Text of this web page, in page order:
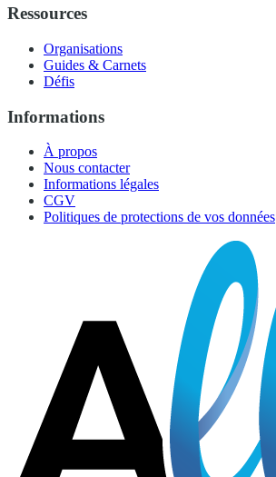
Ressources
Organisations
Guides & Carnets
Défis
Informations
À propos
Nous contacter
Informations légales
CGV
Politiques de protections de vos données